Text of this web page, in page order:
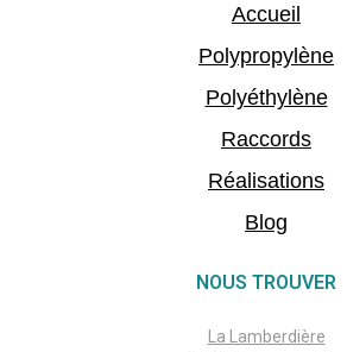
Accueil
Polypropylène
Polyéthylène
Raccords
Réalisations
Blog
NOUS TROUVER
La Lamberdière